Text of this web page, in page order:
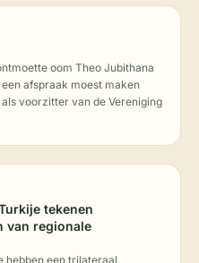
oom Theo Jubithana
afspraak moest maken
voorzitter van de Vereniging
tekenen
van regionale
hebben een trilateraal